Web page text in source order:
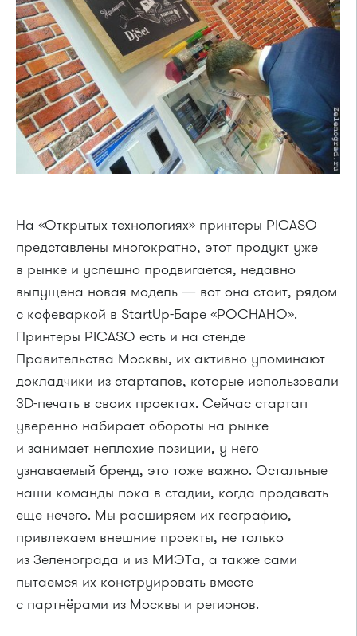
На «Открытых технологиях» принтеры PICASO
представлены многократно, этот продукт уже
в рынке и успешно продвигается, недавно
выпущена новая модель — вот она стоит, рядом
с кофеваркой в StartUp-Баре «РОСНАНО».
Принтеры PICASO есть и на стенде
Правительства Москвы, их активно упоминают
докладчики из стартапов, которые использовали
3D-печать в своих проектах. Сейчас стартап
уверенно набирает обороты на рынке
и занимает неплохие позиции, у него
узнаваемый бренд, это тоже важно. Остальные
наши команды пока в стадии, когда продавать
еще нечего. Мы расширяем их географию,
привлекаем внешние проекты, не только
из Зеленограда и из МИЭТа, а также сами
пытаемся их конструировать вместе
с партнёрами из Москвы и регионов.